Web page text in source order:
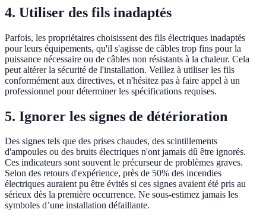
4. Utiliser des fils inadaptés
Parfois, les propriétaires choisissent des fils électriques inadaptés
pour leurs équipements, qu'il s'agisse de câbles trop fins pour la
puissance nécessaire ou de câbles non résistants à la chaleur. Cela
peut altérer la sécurité de l'installation. Veillez à utiliser les fils
conformément aux directives, et n'hésitez pas à faire appel à un
professionnel pour déterminer les spécifications requises.
5. Ignorer les signes de détérioration
Des signes tels que des prises chaudes, des scintillements
d'ampoules ou des bruits électriques n'ont jamais dû être ignorés.
Ces indicateurs sont souvent le précurseur de problèmes graves.
Selon des retours d'expérience, près de 50% des incendies
électriques auraient pu être évités si ces signes avaient été pris au
sérieux dès la première occurrence. Ne sous-estimez jamais les
symboles d’une installation défaillante.